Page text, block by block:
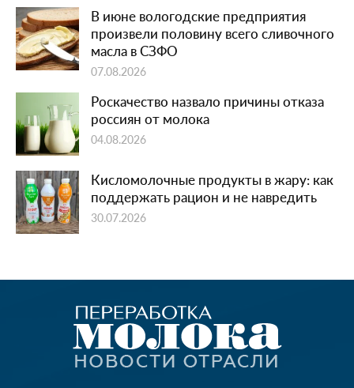
В июне вологодские предприятия
произвели половину всего сливочного
масла в СЗФО
07.08.2026
Роскачество назвало причины отказа
россиян от молока
04.08.2026
Кисломолочные продукты в жару: как
поддержать рацион и не навредить
30.07.2026